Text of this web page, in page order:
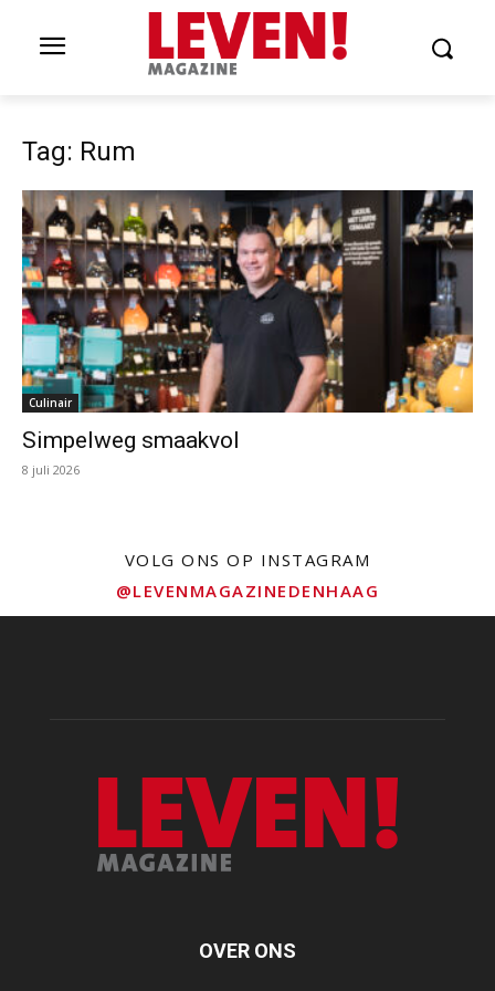
Tag: Rum
Culinair
Simpelweg smaakvol
8 juli 2026
VOLG ONS OP INSTAGRAM
@LEVENMAGAZINEDENHAAG
OVER ONS